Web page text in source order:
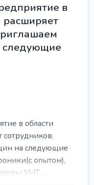
в
расширяет
в области
сотрудников.
на следующие
опытом),
SMT, ...